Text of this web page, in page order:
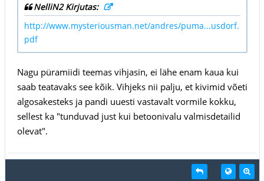
NelliN2 Kirjutas:
http://www.mysteriousman.net/andres/puma...usdorf.
pdf
Nagu püramiidi teemas vihjasin, ei lähe enam kaua kui
saab teatavaks see kõik. Vihjeks nii palju, et kivimid võeti
algosakesteks ja pandi uuesti vastavalt vormile kokku,
sellest ka "tunduvad just kui betoonivalu valmisdetailid
olevat".